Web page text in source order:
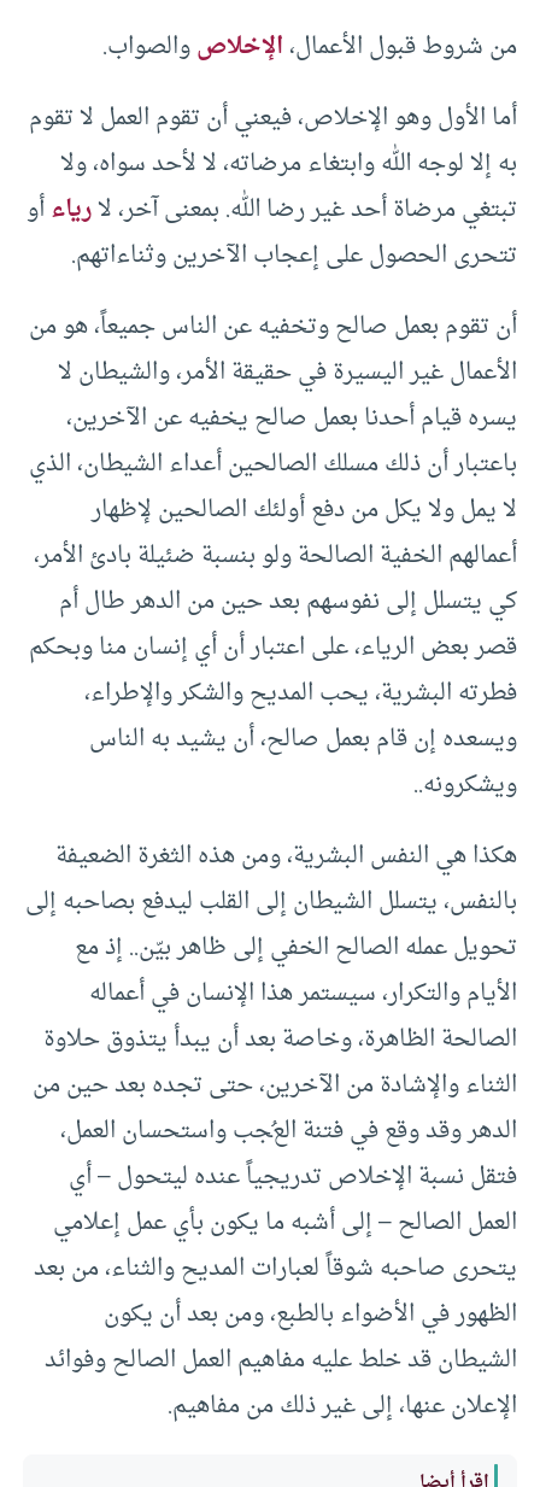
من شروط قبول الأعمال،الإخلاصوالصواب.
أما الأول وهو الإخلاص، فيعني أن تقوم العمل لا تقوم
به إلا لوجه الله وابتغاء مرضاته، لا لأحد سواه، ولا
تبتغي مرضاة أحد غير رضا الله. بمعنى آخر، لارياءأو
تتحرى الحصول على إعجاب الآخرين وثناءاتهم.
أن تقوم بعمل صالح وتخفيه عن الناس جميعاً، هو من
الأعمال غير اليسيرة في حقيقة الأمر، والشيطان لا
يسره قيام أحدنا بعمل صالح يخفيه عن الآخرين،
باعتبار أن ذلك مسلك الصالحين أعداء الشيطان، الذي
لا يمل ولا يكل من دفع أولئك الصالحين لإظهار
أعمالهم الخفية الصالحة ولو بنسبة ضئيلة بادئ الأمر،
كي يتسلل إلى نفوسهم بعد حين من الدهر طال أم
قصر بعض الرياء، على اعتبار أن أي إنسان منا وبحكم
فطرته البشرية، يحب المديح والشكر والإطراء،
ويسعده إن قام بعمل صالح، أن يشيد به الناس
ويشكرونه..
هكذا هي النفس البشرية، ومن هذه الثغرة الضعيفة
بالنفس، يتسلل الشيطان إلى القلب ليدفع بصاحبه إلى
تحويل عمله الصالح الخفي إلى ظاهر بيّن.. إذ مع
الأيام والتكرار، سيستمر هذا الإنسان في أعماله
الصالحة الظاهرة، وخاصة بعد أن يبدأ يتذوق حلاوة
الثناء والإشادة من الآخرين، حتى تجده بعد حين من
الدهر وقد وقع في فتنة العُجب واستحسان العمل،
فتقل نسبة الإخلاص تدريجياً عنده ليتحول – أي
العمل الصالح – إلى أشبه ما يكون بأي عمل إعلامي
يتحرى صاحبه شوقاً لعبارات المديح والثناء، من بعد
الظهور في الأضواء بالطبع، ومن بعد أن يكون
الشيطان قد خلط عليه مفاهيم العمل الصالح وفوائد
الإعلان عنها، إلى غير ذلك من مفاهيم.